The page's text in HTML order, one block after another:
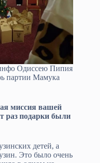
Одиссею Пипия
партии Мамука
миссия вашей
раз подарки были
детей, а
Это было очень